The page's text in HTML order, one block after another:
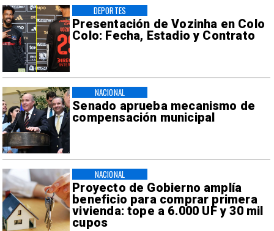
Presentación de Vozinha en Colo
Colo: Fecha, Estadio y Contrato
DEPORTES
Senado aprueba mecanismo de
compensación municipal
NACIONAL
Proyecto de Gobierno amplía
beneficio para comprar primera
vivienda: tope a 6.000 UF y 30 mil
cupos
NACIONAL